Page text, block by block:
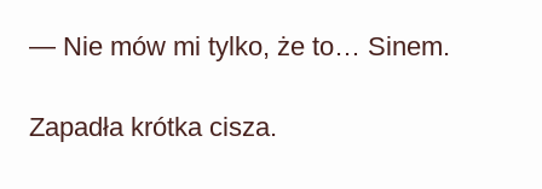
— Nie mów mi tylko, że to… Sinem.
Zapadła krótka cisza.